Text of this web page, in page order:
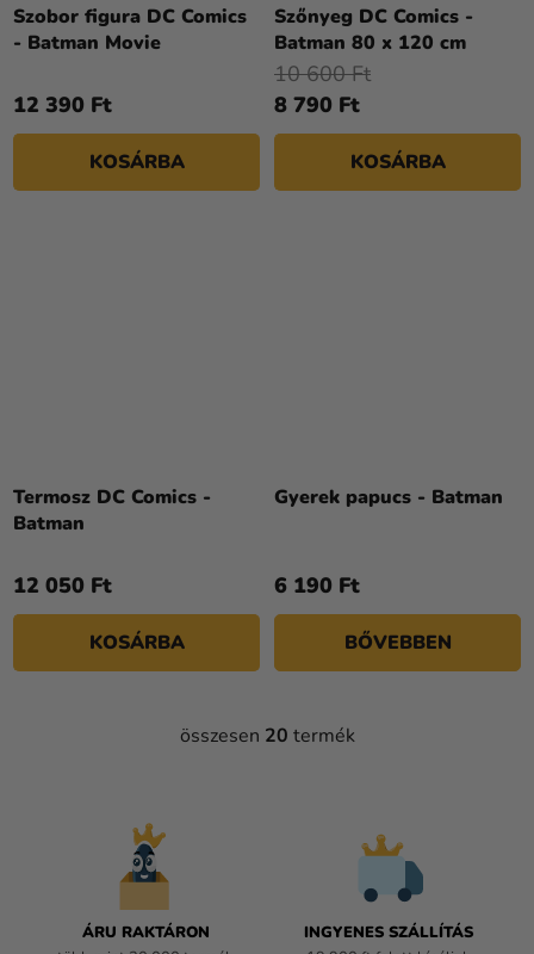
Szobor figura DC Comics
- Batman Movie
12 390 Ft
KOSÁRBA
Szőnyeg DC Comics -
Batman 80 x 120 cm
8 790 Ft
10 600 Ft
KOSÁRBA
Termosz DC Comics -
Batman
12 050 Ft
KOSÁRBA
Gyerek papucs - Batman
6 190 Ft
BŐVEBBEN
L
összesen 20 termék
ÁRU RAKTÁRON
INGYENES SZÁLLÍTÁS